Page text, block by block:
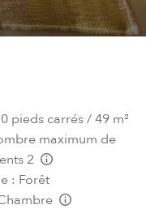
pieds carrés / 49 m²
maximum de
2
L:Generic.Info
: Forêt
L:Generic.Info